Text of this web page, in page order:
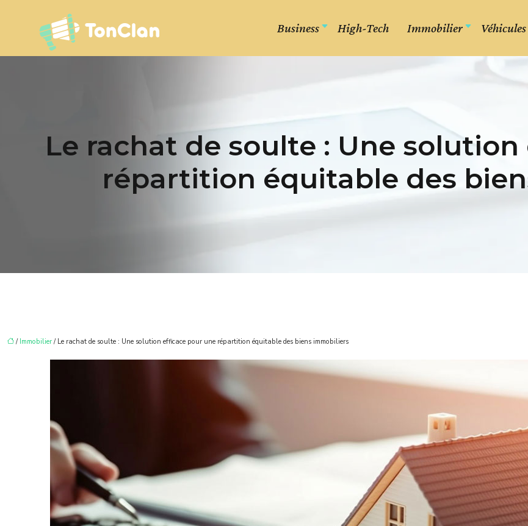
Business High-Tech Immobilier Véhicules
Le rachat de soulte : Une
répartition équitable des
/ Immobilier / Le rachat de soulte : Une solution efficace pour une répartition équitable des biens immobiliers